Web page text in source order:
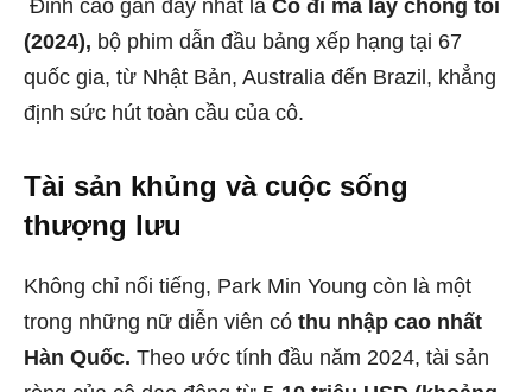
Đỉnh cao gần đây nhất là Cô đi mà lấy chồng tôi
(2024), bộ phim dẫn đầu bảng xếp hạng tại 67
quốc gia, từ Nhật Bản, Australia đến Brazil, khẳng
định sức hút toàn cầu của cô.
Tài sản khủng và cuộc sống
thượng lưu
Không chỉ nổi tiếng, Park Min Young còn là một
trong những nữ diễn viên có thu nhập cao nhất
Hàn Quốc. Theo ước tính đầu năm 2024, tài sản